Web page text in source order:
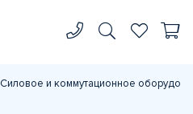
Силовое и коммутационное